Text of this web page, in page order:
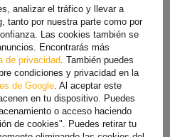
analizar el tráfico y llevar a
tanto por nuestra parte como por
Las cookies también se
Encontrarás más
de privacidad. También puedes
condiciones y privacidad en la
de Google. Al aceptar este
en tu dispositivo. Puedes
o acceso haciendo
de cookies". Puedes retirar tu